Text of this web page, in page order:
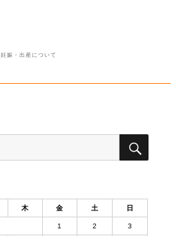
カ
妊娠・出産について
検
木 金 土 日
1 2 3